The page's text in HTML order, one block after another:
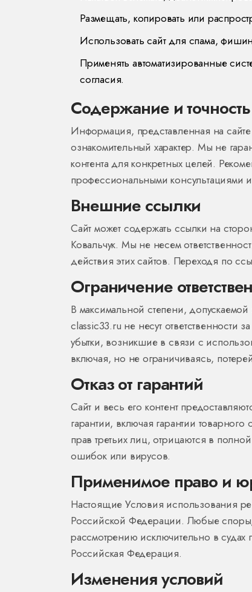
Размещать, копировать или
Использовать сайт для спама,
Применять автоматизированные
согласия.
Содержание и
Информация, представленная на
ознакомительный характер. Мы не
контента для конкретных целей.
профессиональными консультациями
Внешние ссылки
Сайт может содержать ссылки на
Ковальчук. Мы не несем
действия этих сайтов. Переходя по
Ограничение
В максимальной степени,
classic33.ru не несут
убытки, возникшие в связи с
включая, но не ограничиваясь,
Отказ от гарантий
Сайт и весь его контент
гарантии, включая гарантии
прав третьих лиц, отрицаются в
ошибок или вирусов.
Применимое право и
Настоящие Условия использования
Российской Федерации. Любые
рассмотрению исключительно в судах
Российская Федерация.
Изменения условий